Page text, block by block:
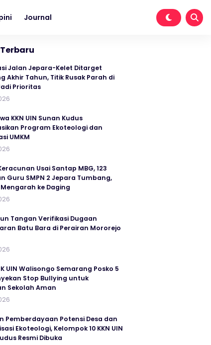
Journal
Jalan Jepara-Kelet Ditarget
Akhir Tahun, Titik Rusak Parah di
Prioritas
KKN UIN Sunan Kudus
Program Ekoteologi dan
UMKM
Usai Santap MBG, 123
Guru SMPN 2 Jepara Tumbang,
ke Daging
Tangan Verifikasi Dugaan
Batu Bara di Perairan Mororejo
UIN Walisongo Semarang Posko 5
Stop Bullying untuk
Sekolah Aman
Pemberdayaan Potensi Desa dan
Ekoteologi, Kelompok 10 KKN UIN
Resmi Dibuka